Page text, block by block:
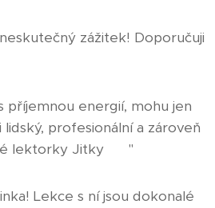
zážitek! Doporučuji
příjemnou energií, mohu jen
profesionální a zároveň
lektorky Jitky ☀️ "
Lekce s ní jsou dokonalé